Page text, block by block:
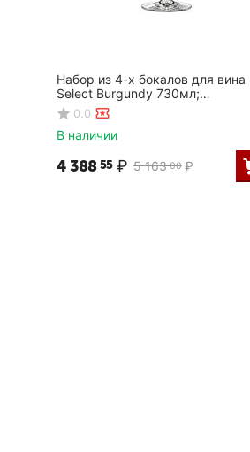
Набор из 4-х бокалов для вина
Select Burgundy 730мл;
D=85/125,H=250мм, Rona
0.0
В наличии
5 163 00 ₽
4 38855 ₽